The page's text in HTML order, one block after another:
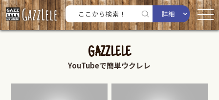
詳細
GAZZLELE
YouTubeで簡単ウクレレ